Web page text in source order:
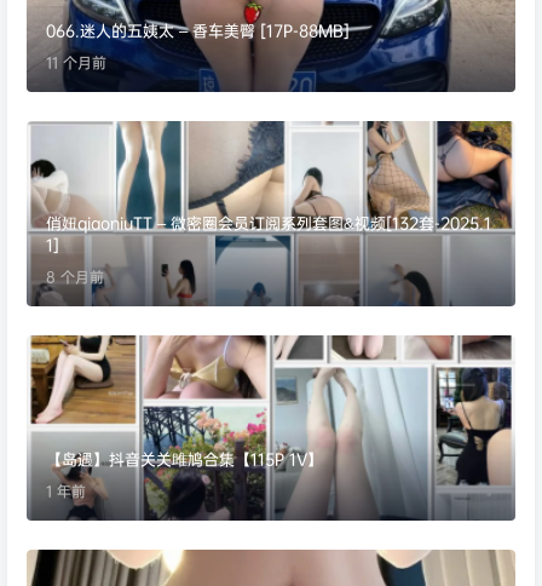
066.迷人的五姨太 – 香车美臀 [17P-88MB]
11 个月前
俏妞qiaoniuTT – 微密圈会员订阅系列套图&视频[132套-2025.1
1]
8 个月前
【岛遇】抖音关关雎鸠合集【115P 1V】
1 年前